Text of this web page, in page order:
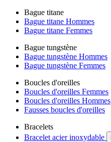
Bague titane
Bague titane Hommes
Bague titane Femmes
Bague tungstène
Bague tungstène Hommes
Bague tungstène Femmes
Boucles d'oreilles
Boucles d'oreilles Femmes
Boucles d'oreilles Hommes
Fausses boucles d'oreilles
Bracelets
Bracelet acier inoxydable